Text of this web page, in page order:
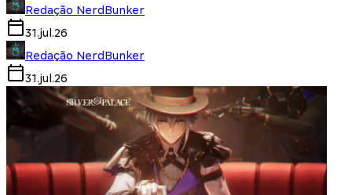
Redação NerdBunker
31.jul.26
Redação NerdBunker
31.jul.26